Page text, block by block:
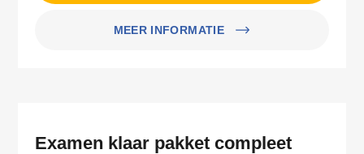
MEER INFORMATIE
Examen klaar pakket compleet